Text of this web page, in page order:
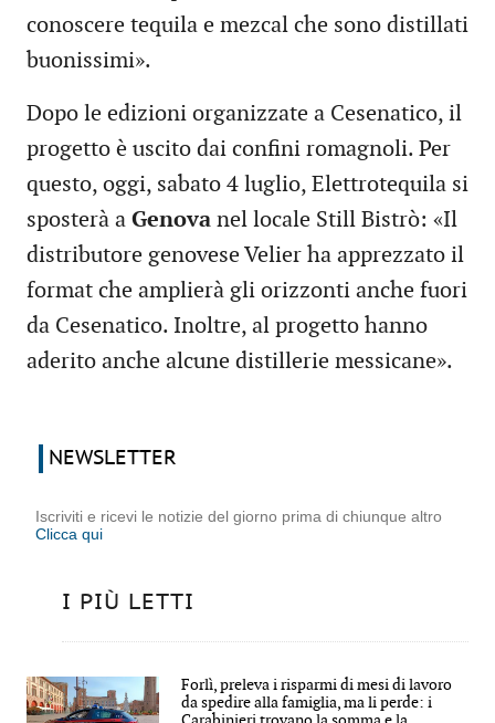
conoscere tequila e mezcal che sono distillati
buonissimi».
Dopo le edizioni organizzate a Cesenatico, il
progetto è uscito dai confini romagnoli. Per
questo, oggi, sabato 4 luglio, Elettrotequila si
sposterà a Genova nel locale Still Bistrò: «Il
distributore genovese Velier ha apprezzato il
format che amplierà gli orizzonti anche fuori
da Cesenatico. Inoltre, al progetto hanno
aderito anche alcune distillerie messicane».
NEWSLETTER
Iscriviti e ricevi le notizie del giorno prima di chiunque altro
Clicca qui
I PIÙ LETTI
Forlì, preleva i risparmi di mesi di lavoro
da spedire alla famiglia, ma li perde: i